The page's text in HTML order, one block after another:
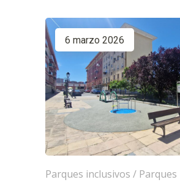
6 marzo 2026
Parques inclusivos /